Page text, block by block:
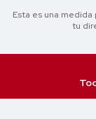
Esta es una
tu